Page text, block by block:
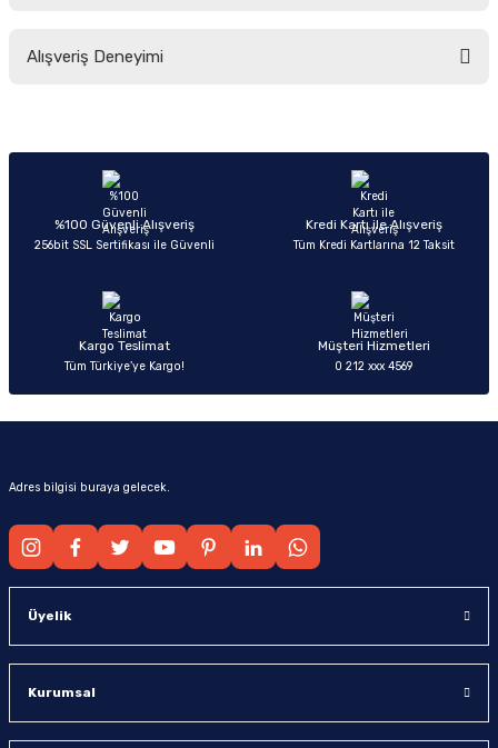
yetersiz gördüğünüz noktaları öneri formunu kullanarak tarafımıza
Ürün açıklamasında eksik bilgiler bulunuyor.
Ürün bilgilerinde hatalar bulunuyor.
Ürün fiyatı diğer sitelerden daha pahalı.
Alışveriş Deneyimi
Sitemize ilk yorumu siz yapın!
%100 Güvenli Alışveriş
256bit SSL Sertifikası ile Güvenli
Kredi Kartı ile Alışveriş
Tüm Kredi Kartlarına 12 Taksit
Kargo Teslimat
Tüm Türkiye’ye Kargo!
Müşteri Hizmetleri
0 212 xxx 4569
Adres bilgisi buraya gelecek.
Üyelik
Kurumsal